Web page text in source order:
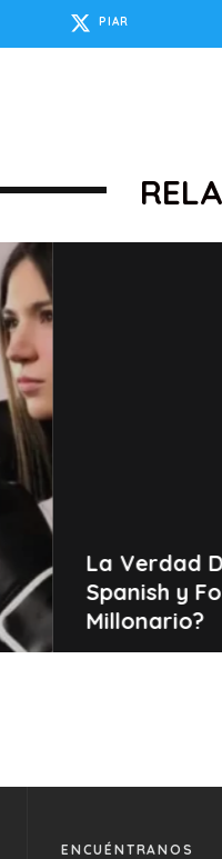
PIAR
La Verdad
Spanish y
Millonario?
ENCUÉNTRANOS